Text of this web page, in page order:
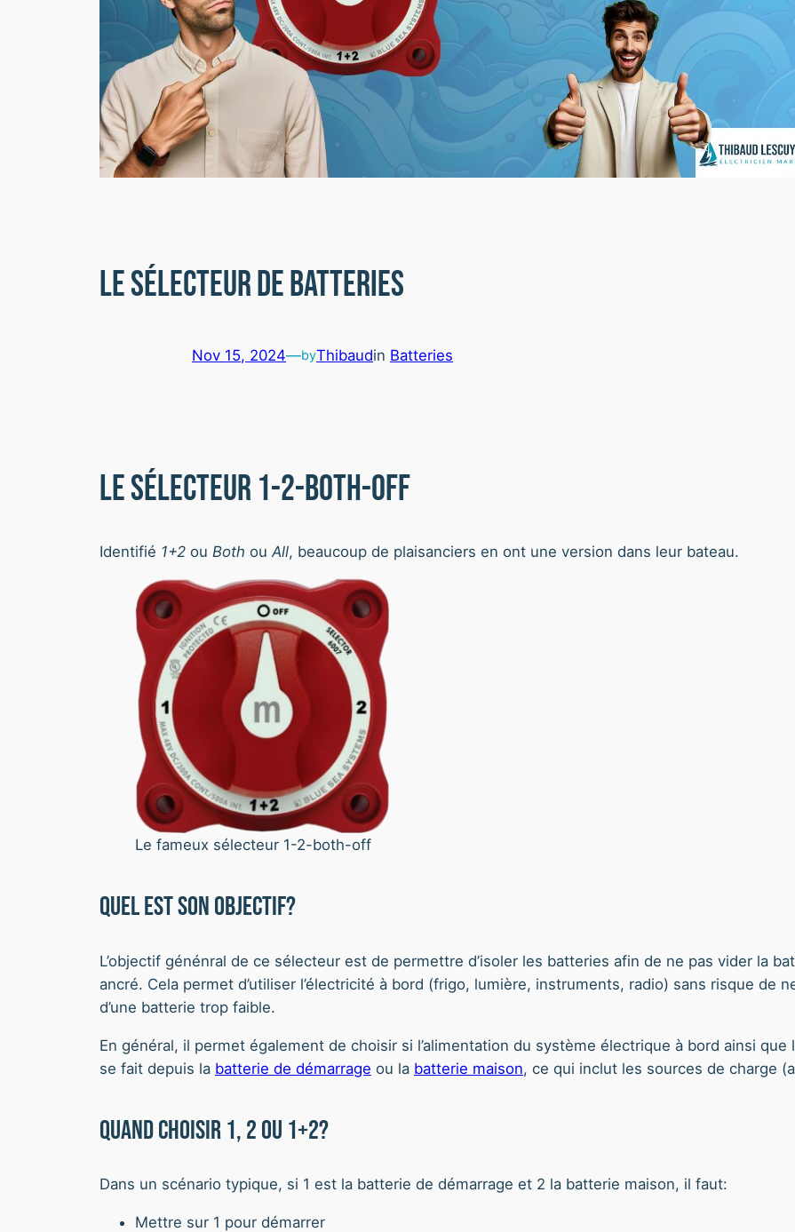
Le sélecteur de batteries
Nov 15, 2024—byThibaudin Batteries
Le sélecteur 1-2-both-OFF
Identifié 1+2 ou Both ouAll, beaucoup de plaisanciers en ont une version dans leur bateau.
Le fameux sélecteur 1-2-both-off
Quel est son objectif?
L’objectif génénral de ce sélecteur est de permettre d’isoler les batteries afin de ne pas vider la
ancré. Cela permet d’utiliser l’électricité à bord (frigo, lumière, instruments, radio) sans risque de
d’une batterie trop faible.
En général, il permet également de choisir si l’alimentation du système électrique à bord ainsi
se fait depuis la batterie de démarrage ou la batterie maison, ce qui inclut les sources de charge
Quand choisir 1, 2 ou 1+2?
Dans un scénario typique, si 1 est la batterie de démarrage et 2 la batterie maison, il faut:
Mettre sur 1 pour démarrer